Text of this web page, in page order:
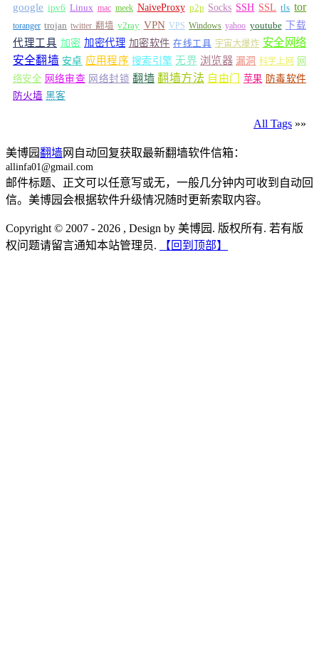
google ipv6 Linux mac meek NaiveProxy p2p Socks SSH SSL tls tor
toranger trojan twitter 翻墙 v2ray VPN VPS Windows yahoo youtube 下载
代理工具 加密 加密代理 加密软件 在线工具 宇宙大爆炸 安全网络
安全翻墙 安卓 应用程序 搜索引擎 无界 浏览器 漏洞 科学上网 网
络安全 网络审查 网络封锁 翻墙 翻墙方法 自由门 苹果 防毒软件
防火墙 黑客
All Tags »»
美博园翻墙网自动回复获取最新翻墙软件信箱：
allinfa01@gmail.com
邮件标题、正文可以任意写或无，一般几分钟内可收到自动回
信。美博园会根据软件升级情况随时更新索取内容。
Copyright © 2007 - 2026 , Design by 美博园. 版权所有. 若有版
权问题请留言通知本站管理员.
【回到顶部】